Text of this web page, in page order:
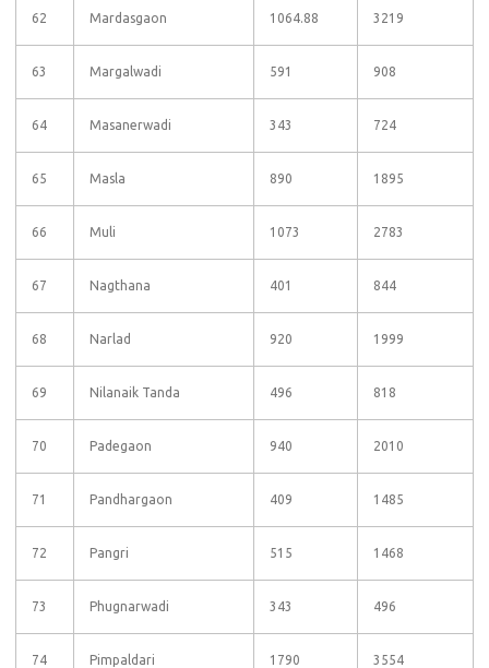
62 Mardasgaon 1064.88 3219
63 Margalwadi 591 908
64 Masanerwadi 343 724
65 Masla 890 1895
66 Muli 1073 2783
67 Nagthana 401 844
68 Narlad 920 1999
69 Nilanaik Tanda 496 818
70 Padegaon 940 2010
71 Pandhargaon 409 1485
72 Pangri 515 1468
73 Phugnarwadi 343 496
74 Pimpaldari 1790 3554